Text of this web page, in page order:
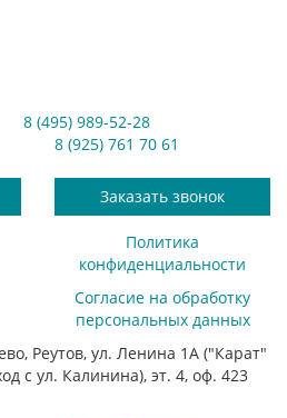
8 (495) 989-52-28
8 (925) 761 70 61
Заказать звонок
Политика
конфиденциальности
Согласие на обработку
персональных данных
Реутов, ул. Ленина 1А ("Карат"
с ул. Калинина), эт. 4, оф. 423